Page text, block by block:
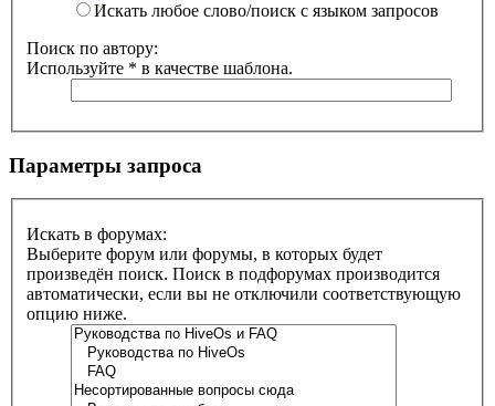
Искать любое слово/поиск с языком запросов
Поиск по автору:
Используйте * в качестве шаблона.
Параметры запроса
Искать в форумах:
Выберите форум или форумы, в которых будет
произведён поиск. Поиск в подфорумах производится
автоматически, если вы не отключили соответствующую
опцию ниже.